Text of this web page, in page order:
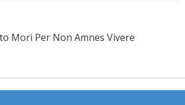
Mori Per Non Amnes Vivere
recule!
je meurs!